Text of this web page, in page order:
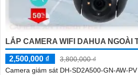
LẮP CAMERA WIFI DAHUA NGOÀI
2,500,000 ₫
3,800,000 ₫
Camera giám sát DH-SD2A500-GN-AW-